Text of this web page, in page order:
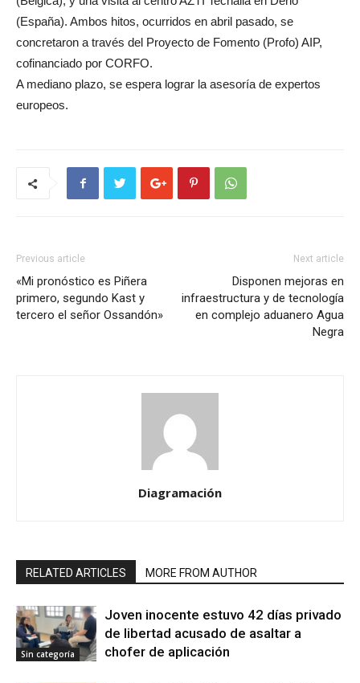
(España). Ambos hitos, ocurridos en abril pasado, se
concretaron a través del Proyecto de Fomento (Profo) AIP,
cofinanciado por CORFO.
A mediano plazo, se espera lograr la asesoría de expertos
europeos.
Previous article
«Mi pronóstico es Piñera
primero, segundo Kast y
tercero el señor Ossandón»
Next article
Disponen mejoras en
infraestructura y de tecnología
en complejo aduanero Agua
Negra
Diagramación
RELATED ARTICLES MORE FROM AUTHOR
Sin categoría
Joven inocente estuvo 42 días privado
de libertad acusado de asaltar a
chofer de aplicación